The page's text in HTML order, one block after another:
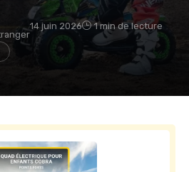
14 juin 2026 1 min de lecture